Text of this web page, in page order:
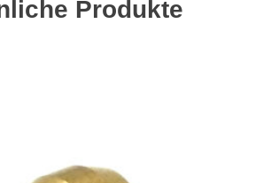
Produkte